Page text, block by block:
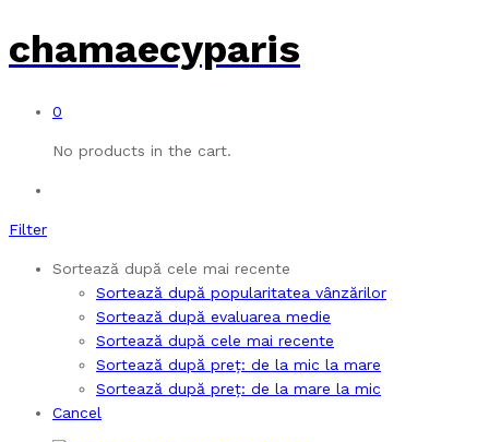
chamaecyparis
0
No products in the cart.
Filter
Sortează după cele mai recente
Sortează după popularitatea vânzărilor
Sortează după evaluarea medie
Sortează după cele mai recente
Sortează după preț: de la mic la mare
Sortează după preț: de la mare la mic
Cancel